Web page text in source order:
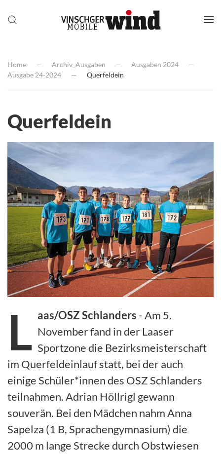
Home Archiv_Ausgaben
Ausgaben 2024
Ausgabe 24-2024
Querfeldein
Querfeldein
L aas/OSZ Schlanders - Am 5.
November fand in der Laaser
Sportzone die Bezirksmeisterschaft
im Querfeldeinlauf statt, bei der auch
einige Schüler*innen des OSZ Schlanders
teilnahmen. Adrian Höllrigl gewann
souverän. Bei den Mädchen nahm Anna
Sapelza (1 B, Sprachengymnasium) die
2000 m lange Strecke durch Obstwiesen